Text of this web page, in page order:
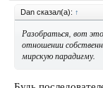
Dan сказал(а): ↑
Разобраться, вот
отношении
мирскую парадигму.